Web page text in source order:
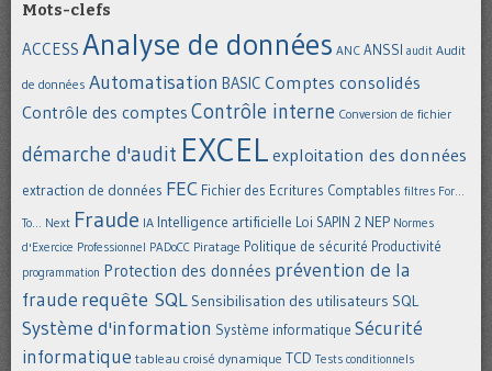
Mots-clefs
ACCESS Analyse de données ANC ANSSI audit Audit
de données Automatisation BASIC Comptes consolidés
Contrôle des comptes Contrôle interne Conversion de fichier
démarche d'audit EXCEL exploitation des données
extraction de données FEC Fichier des Ecritures Comptables filtres For...
To... Next Fraude IA Intelligence artificielle Loi SAPIN 2 NEP Normes
d'Exercice Professionnel PADoCC Piratage Politique de sécurité Productivité
programmation Protection des données prévention de la
fraude requête SQL Sensibilisation des utilisateurs SQL
Système d'information Système informatique Sécurité
informatique tableau croisé dynamique TCD Tests conditionnels